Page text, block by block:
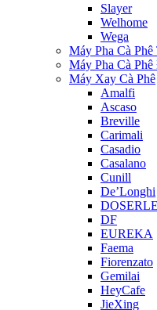
Slayer
Welhome
Wega
Máy Pha Cà
Máy Pha Cà
Máy Xay Cà Phê
Amalfi
Ascaso
Breville
Carimali
Casadio
Casalano
Cunill
De’Longhi
DF
EUREKA
Faema
Fiorenzato
Gemilai
HeyCafe
JieXing